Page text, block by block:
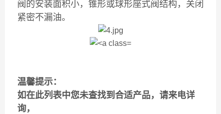
阀的安装面积小，锥形或球形座式阀结构，关闭
紧密不漏油。
温馨提示：
如在此列表中您未查找到合适产品，请来电详
询，